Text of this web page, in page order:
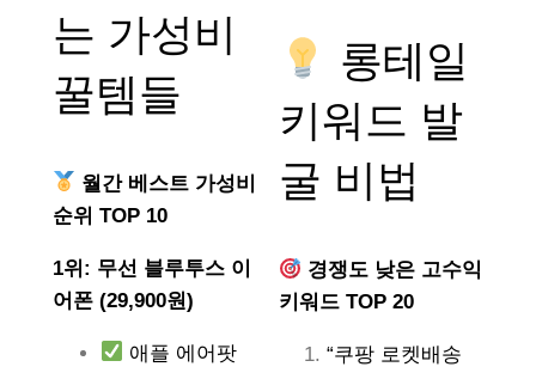
는 가성비
꿀템들
월간 베스트 가성비
순위 TOP 10
1위: 무선 블루투스 이
어폰 (29,900원)
애플 에어팟
롱테일
키워드 발
굴 비법
경쟁도 낮은 고수익
키워드 TOP 20
“쿠팡 로켓배송